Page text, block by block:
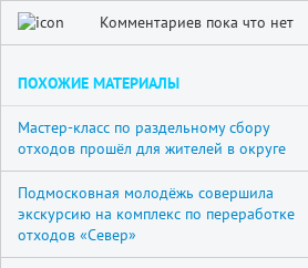
Комментариев пока что нет
ПОХОЖИЕ МАТЕРИАЛЫ
Мастер-класс по раздельному сбору
отходов прошёл для жителей в округе
Подмосковная молодёжь совершила
экскурсию на комплекс по переработке
отходов «Север»